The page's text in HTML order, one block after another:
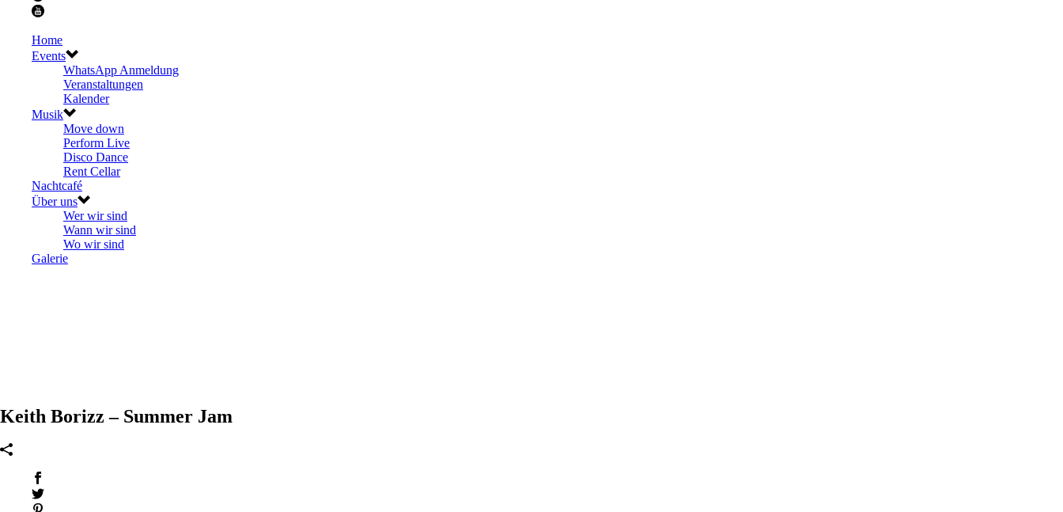
Home
Events
WhatsApp Anmeldung
Veranstaltungen
Kalender
Musik
Move down
Perform Live
Disco Dance
Rent Cellar
Nachtcafé
Über uns
Wer wir sind
Wann wir sind
Wo wir sind
Galerie
Keith Borizz – Summer Jam